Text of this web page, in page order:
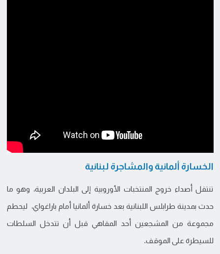
الخسارة ألمانية والمشاجرة لبنانية
تنتقل أصداء خروج المنتخبات الأوروبية إلى البلدان العربية، وهو ما
حدث بمدينة طرابلس اللبنانية بعد خسارة ألمانيا أمام باراغواي، ليحطم
مجموعة من المشجعين أحد المقاهي قبل أن تتدخل السلطات
للسيطرة على الموقف.